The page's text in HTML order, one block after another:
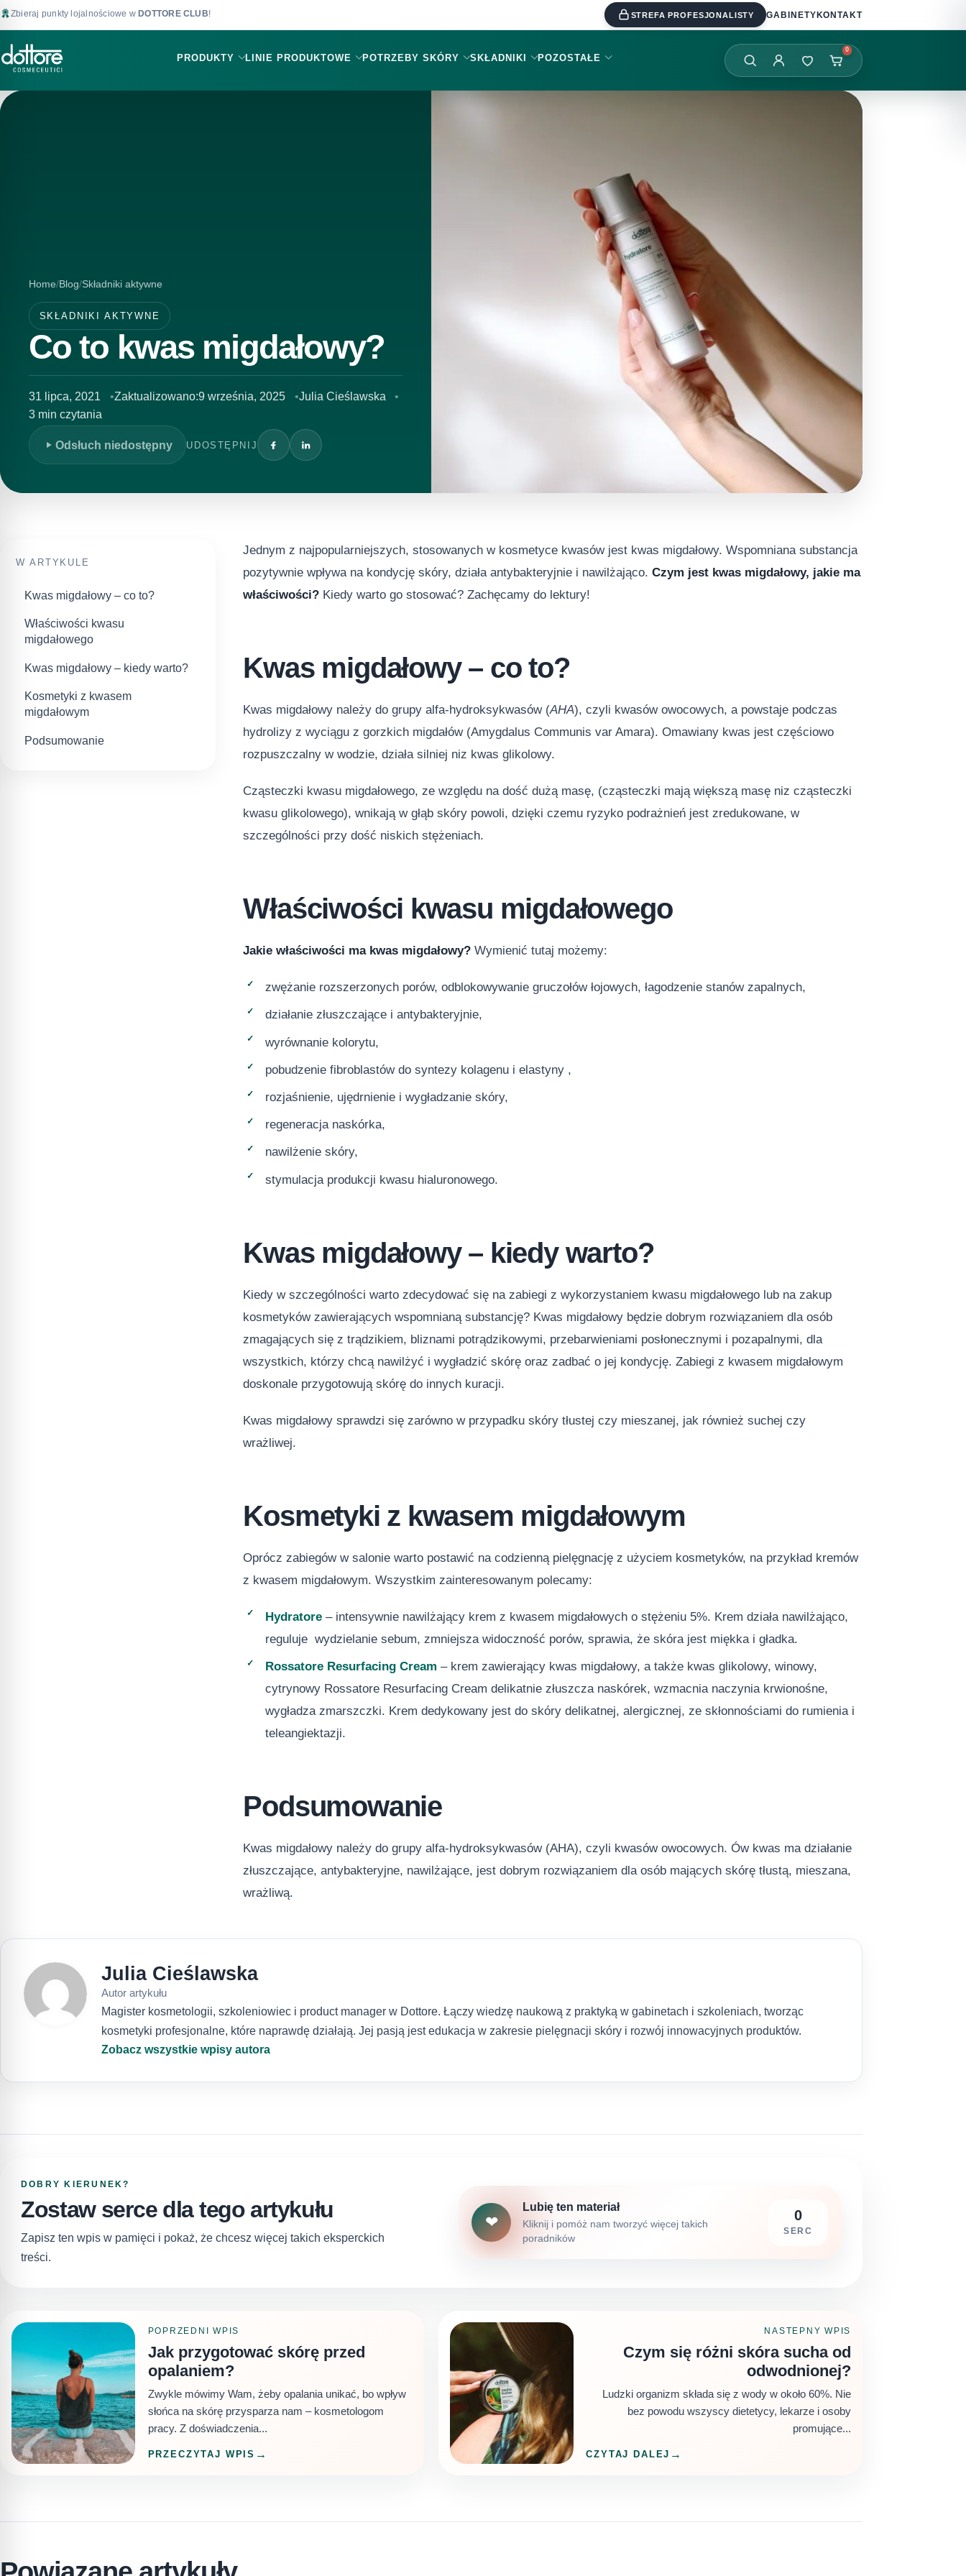
Zbieraj punkty lojalnościowe w DOTTORE CLUB! STREFA PROFESJONALISTY GABINETY KONTAKT
PRODUKTY LINIE PRODUKTOWE POTRZEBY SKÓRY SKŁADNIKI POZOSTAŁE
0
Home Blog Składniki aktywne
SKŁADNIKI AKTYWNE
Co to kwas migdałowy?
31 lipca, 2021 Zaktualizowano:9 września, 2025
Julia Cieślawska
3 min czytania
Odsłuch niedostępny UDOSTĘPNIJ
W ARTYKULE
Kwas migdałowy – co to?
Właściwości kwasu
migdałowego
Kwas migdałowy – kiedy warto?
Kosmetyki z kwasem
migdałowym
Podsumowanie
Jednym z najpopularniejszych, stosowanych w kosmetyce kwasów jest kwas migdałowy. Wspomniana substancja
pozytywnie wpływa na kondycję skóry, działa antybakteryjnie i nawilżająco.Czym jest kwas migdałowy, jakie ma
właściwości? Kiedy warto go stosować? Zachęcamy do lektury!
Kwas migdałowy – co to?
Kwas migdałowy należy do grupy alfa-hydroksykwasów (AHA), czyli kwasów owocowych, a powstaje podczas
hydrolizy z wyciągu z gorzkich migdałów (Amygdalus Communis var Amara). Omawiany kwas jest częściowo
rozpuszczalny w wodzie, działa silniej niz kwas glikolowy.
Cząsteczki kwasu migdałowego, ze względu na dość dużą masę, (cząsteczki mają większą masę niz cząsteczki
kwasu glikolowego), wnikają w głąb skóry powoli, dzięki czemu ryzyko podrażnień jest zredukowane, w
szczególności przy dość niskich stężeniach.
Właściwości kwasu migdałowego
Jakie właściwości ma kwas migdałowy? Wymienić tutaj możemy:
zwężanie rozszerzonych porów, odblokowywanie gruczołów łojowych, łagodzenie stanów zapalnych,
działanie złuszczające i antybakteryjnie,
wyrównanie kolorytu,
pobudzenie fibroblastów do syntezy kolagenu i elastyny ,
rozjaśnienie, ujędrnienie i wygładzanie skóry,
regeneracja naskórka,
nawilżenie skóry,
stymulacja produkcji kwasu hialuronowego.
Kwas migdałowy – kiedy warto?
Kiedy w szczególności warto zdecydować się na zabiegi z wykorzystaniem kwasu migdałowego lub na zakup
kosmetyków zawierających wspomnianą substancję? Kwas migdałowy będzie dobrym rozwiązaniem dla osób
zmagających się z trądzikiem, bliznami potrądzikowymi, przebarwieniami posłonecznymi i pozapalnymi, dla
wszystkich, którzy chcą nawilżyć i wygładzić skórę oraz zadbać o jej kondycję. Zabiegi z kwasem migdałowym
doskonale przygotowują skórę do innych kuracji.
Kwas migdałowy sprawdzi się zarówno w przypadku skóry tłustej czy mieszanej, jak również suchej czy
wrażliwej.
Kosmetyki z kwasem migdałowym
Oprócz zabiegów w salonie warto postawić na codzienną pielęgnację z użyciem kosmetyków, na przykład kremów
z kwasem migdałowym. Wszystkim zainteresowanym polecamy:
Hydratore ‒ intensywnie nawilżający krem z kwasem migdałowych o stężeniu 5%. Krem działa nawilżająco,
reguluje wydzielanie sebum, zmniejsza widoczność porów, sprawia, że skóra jest miękka i gładka.
Rossatore Resurfacing Cream ‒ krem zawierający kwas migdałowy, a także kwas glikolowy, winowy,
cytrynowy Rossatore Resurfacing Cream delikatnie złuszcza naskórek, wzmacnia naczynia krwionośne,
wygładza zmarszczki. Krem dedykowany jest do skóry delikatnej, alergicznej, ze skłonnościami do rumienia i
teleangiektazji.
Podsumowanie
Kwas migdałowy należy do grupy alfa-hydroksykwasów (AHA), czyli kwasów owocowych. Ów kwas ma działanie
złuszczające, antybakteryjne, nawilżające, jest dobrym rozwiązaniem dla osób mających skórę tłustą, mieszana,
wrażliwą.
Julia Cieślawska
Autor artykułu
Magister kosmetologii, szkoleniowiec i product manager w Dottore. Łączy wiedzę naukową z praktyką w gabinetach i szkoleniach, tworząc
kosmetyki profesjonalne, które naprawdę działają. Jej pasją jest edukacja w zakresie pielęgnacji skóry i rozwój innowacyjnych produktów.
Zobacz wszystkie wpisy autora
DOBRY KIERUNEK?
Zostaw serce dla tego artykułu
Zapisz ten wpis w pamięci i pokaż, że chcesz więcej takich eksperckich
treści.
❤
Lubię ten materiał
Kliknij i pomóż nam tworzyć więcej takich
poradników
0
SERC
POPRZEDNI WPIS
Jak przygotować skórę przed
opalaniem?
Zwykle mówimy Wam, żeby opalania unikać, bo wpływ
słońca na skórę przysparza nam – kosmetologom
pracy. Z doświadczenia...
PRZECZYTAJ WPIS
NASTEPNY WPIS
Czym się różni skóra sucha od
odwodnionej?
Ludzki organizm składa się z wody w około 60%. Nie
bez powodu wszyscy dietetycy, lekarze i osoby
promujące...
CZYTAJ DALEJ